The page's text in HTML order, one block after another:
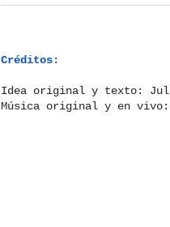
Créditos:
Idea original y texto:
Música original y en